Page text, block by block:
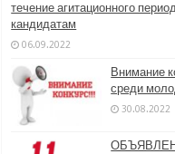
течение агитационного
кандидатам
06.09.2022
Внимание
среди
30.08.2022